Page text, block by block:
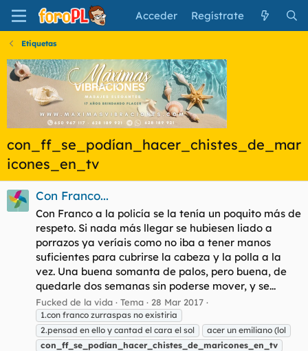
Acceder Regístrate
Etiquetas
con_ff_se_podían_hacer_chistes_de_mar
icones_en_tv
Con Franco...
Con Franco a la policía se la tenía un poquito más de
respeto. Si nada más llegar se hubiesen liado a
porrazos ya veríais como no iba a tener manos
suficientes para cubrirse la cabeza y la polla a la
vez. Una buena somanta de palos, pero buena, de
quedarle dos semanas sin poderse mover, y se...
Fucked de la vida Tema 28 Mar 2017
1.con franco zurraspas no existiria
2.pensad en ello y cantad el cara el sol
acer un emiliano (lol
con_ff_se_podían_hacer_chistes_de_maricones_en_tv